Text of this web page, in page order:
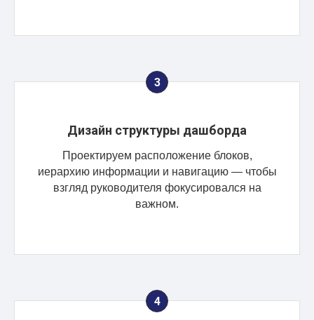
Дизайн структуры дашборда
Проектируем расположение блоков,
иерархию информации и навигацию — чтобы
взгляд руководителя фокусировался на
важном.